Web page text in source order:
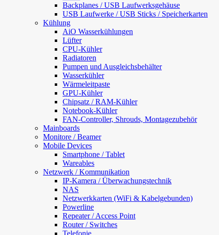
Backplanes / USB Laufwerksgehäuse
USB Laufwerke / USB Sticks / Speicherkarten
Kühlung
AiO Wasserkühlungen
Lüfter
CPU-Kühler
Radiatoren
Pumpen und Ausgleichsbehälter
Wasserkühler
Wärmeleitpaste
GPU-Kühler
Chipsatz / RAM-Kühler
Notebook-Kühler
FAN-Controller, Shrouds, Montagezubehör
Mainboards
Monitore / Beamer
Mobile Devices
Smartphone / Tablet
Wareables
Netzwerk / Kommunikation
IP-Kamera / Überwachungstechnik
NAS
Netzwerkkarten (WiFi & Kabelgebunden)
Powerline
Repeater / Access Point
Router / Switches
Telefonie